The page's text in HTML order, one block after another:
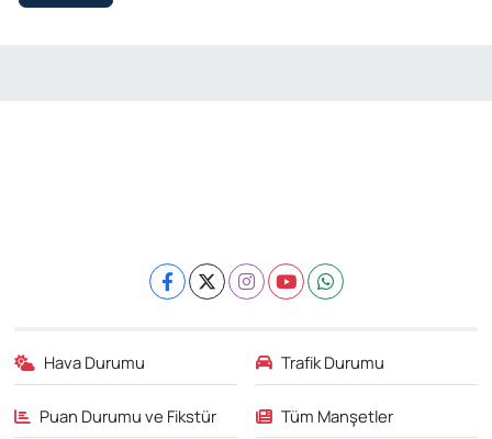
Hava Durumu Trafik Durumu
Puan Durumu ve Fikstür Tüm Manşetler